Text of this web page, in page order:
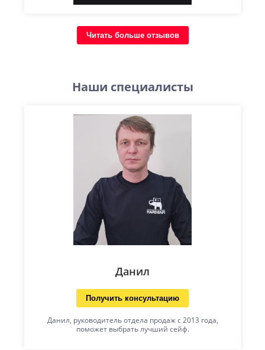
Читать больше отзывов
Наши специалисты
Данил
Получить консультацию
Данил, руководитель отдела продаж с 2013 года,
поможет выбрать лучший сейф.